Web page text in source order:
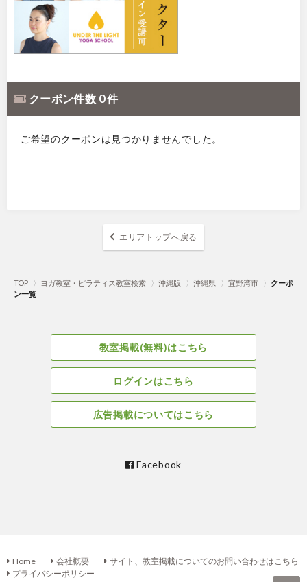
クーポン件数 0 件
ご希望のクーポンは見つかりませんでした。
エリアトップへ戻る
TOP 〉 ヨガ教室・ピラティス教室検索 〉 沖縄版 〉 沖縄県 〉 宜野湾市 〉 クーポ
ン一覧
教室掲載(無料)はこちら
ログインはこちら
広告掲載についてはこちら
Facebook
Home 会社概要
サイト、教室掲載についてのお問い合わせはこちら
プライバシーポリシー